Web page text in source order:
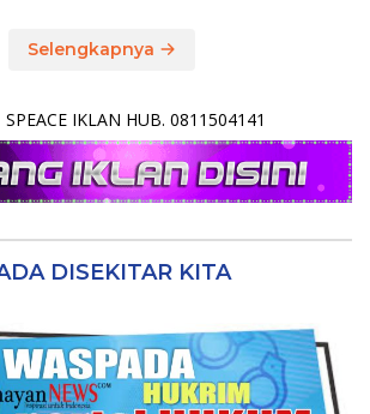
Selengkapnya
IKLAN HUB. 0811504141
DISEKITAR KITA